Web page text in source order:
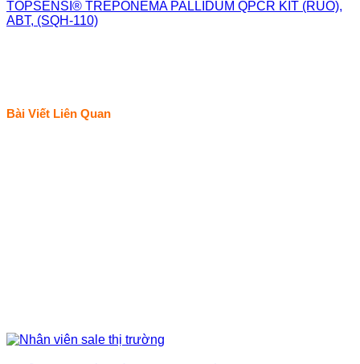
TOPSENSI® TREPONEMA PALLIDUM QPCR KIT (RUO),
ABT, (SQH-110)
Bài Viết Liên Quan